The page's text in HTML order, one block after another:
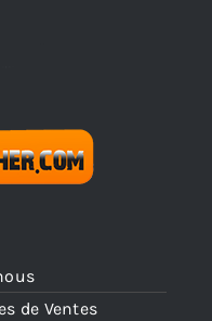
de Ventes